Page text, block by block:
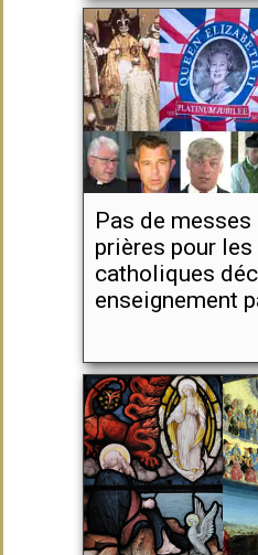
Pas de
prières pour les
catholiques
enseignement